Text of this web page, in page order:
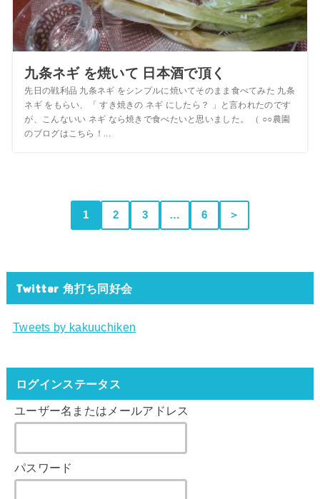
九条ネギ を焼いて 日本酒で頂く
先日の戦利品 九条ネギ をシンプルに焼いてそのまま食べてみた 九条
ネギ をもらい、「 すき焼きの ネギ にしたら？ 」と言われたのです
が、こんないい ネギ なら焼きで食べたいと思いました。 （ ○○農園
のブログはこちら！...
1 2 3 … 6 ＞
Twitter 角打ち同好会
Tweets by kakuuchiken
ログインステータス
ユーザー名またはメールアドレス
パスワード